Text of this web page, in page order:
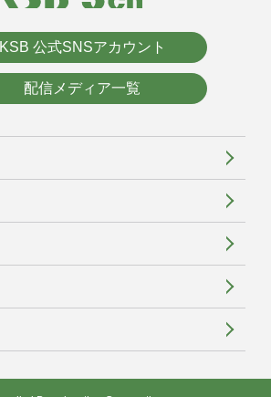
KSB 公式SNSアカウント
配信メディア一覧